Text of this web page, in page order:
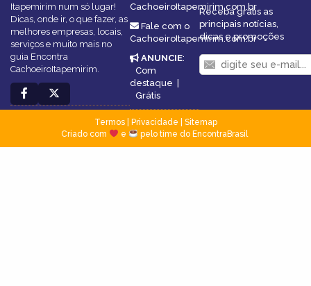
Itapemirim num só lugar!
Dicas, onde ir, o que fazer, as
melhores empresas, locais,
serviços e muito mais no
guia Encontra
CachoeiroItapemirim.
CachoeiroItapemirim.com.br
Fale com o
CachoeiroItapemirim.com.br
ANUNCIE:
Com
destaque |
Grátis
Receba grátis as
principais notícias,
dicas e promoções
Termos| Privacidade
Sitemap
Criado com
e pelo time do EncontraBrasil